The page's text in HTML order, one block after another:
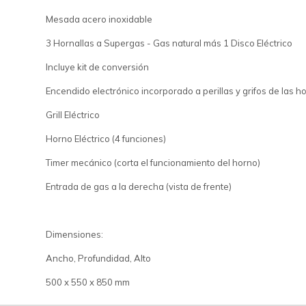
Mesada acero inoxidable
3 Hornallas a Supergas - Gas natural más 1 Disco Eléctrico
Incluye kit de conversión
Encendido electrónico incorporado a perillas y grifos de las
Grill Eléctrico
Horno Eléctrico (4 funciones)
Timer mecánico (corta el funcionamiento del horno)
Entrada de gas a la derecha (vista de frente)
Dimensiones:
Ancho, Profundidad, Alto
500 x 550 x 850 mm